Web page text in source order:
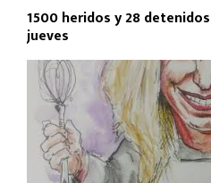
1500 heridos y 28
jueves